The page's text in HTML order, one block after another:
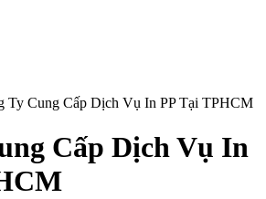
Ty Cung Cấp Dịch Vụ In PP Tại TPHCM
Cấp Dịch Vụ In